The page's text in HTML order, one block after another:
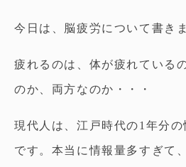
今日は、脳疲労について書き
疲れるのは、体が疲れている
のか、両方なのか・・・
現代人は、江戸時代の1年分の
です。本当に情報量多すぎて